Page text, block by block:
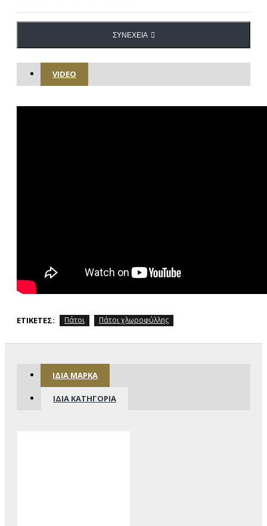
ΣΥΝΈΧΕΙΑ
VIDEO
ΕΤΙΚΈΤΕΣ: Πάτοι Πάτοι χλωροφύλλης
ΊΔΙΑ ΜΆΡΚΑ
ΊΔΙΑ ΚΑΤΗΓΟΡΊΑ